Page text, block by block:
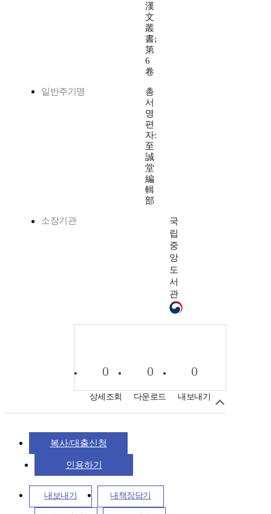
漢
文
叢
書;
第
6
卷
일반주기명
총
서
명
편
자:
至
誠
堂
編
輯
部
소장기관
국
립
중
앙
도
서
관
0
상세조회
0
다운로드
0
내보내기
복사/대출신청
인용하기
내보내기 내책장담기